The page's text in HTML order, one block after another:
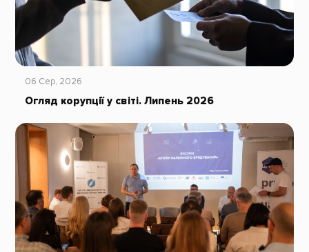
06 Сер, 2026
Огляд корупції у світі. Липень 2026